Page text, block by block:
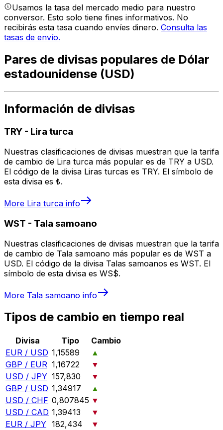
Usamos la tasa del mercado medio para nuestro
conversor. Esto solo tiene fines informativos. No
recibirás esta tasa cuando envíes dinero. Consulta las
tasas de envío.
Pares de divisas populares de Dólar
estadounidense (USD)
Información de divisas
TRY - Lira turca
Nuestras clasificaciones de divisas muestran que la tarifa
de cambio de Lira turca más popular es de TRY a USD.
El código de la divisa Liras turcas es TRY. El símbolo de
esta divisa es ₺.
More Lira turca info
WST - Tala samoano
Nuestras clasificaciones de divisas muestran que la tarifa
de cambio de Tala samoano más popular es de WST a
USD. El código de la divisa Talas samoanos es WST. El
símbolo de esta divisa es WS$.
More Tala samoano info
Tipos de cambio en tiempo real
Divisa Tipo
Cambio
EUR / USD 1,15589
▲
GBP / EUR 1,16722
▼
USD / JPY 157,830
▼
GBP / USD 1,34917
▲
USD / CHF 0,807845 ▼
USD / CAD 1,39413
▼
EUR / JPY 182,434
▼